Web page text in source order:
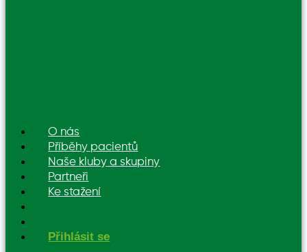
O nás
Příběhy pacientů
Naše kluby a skupiny
Partneři
Ke stažení
Přihlásit se